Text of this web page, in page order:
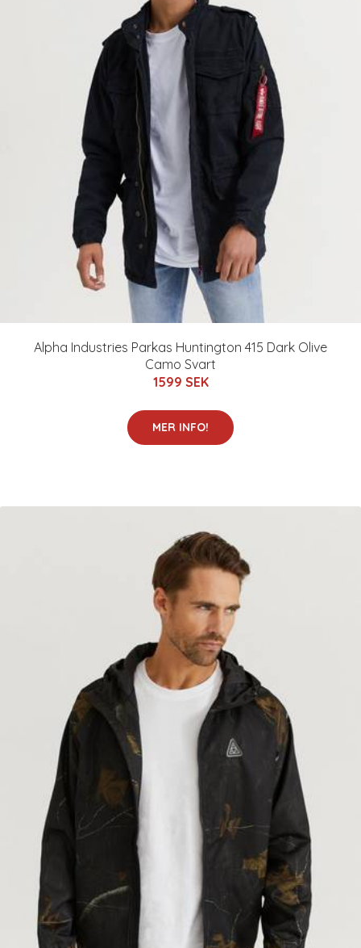
Alpha Industries Parkas Huntington 415 Dark Olive
Camo Svart
1599 SEK
MER INFO!